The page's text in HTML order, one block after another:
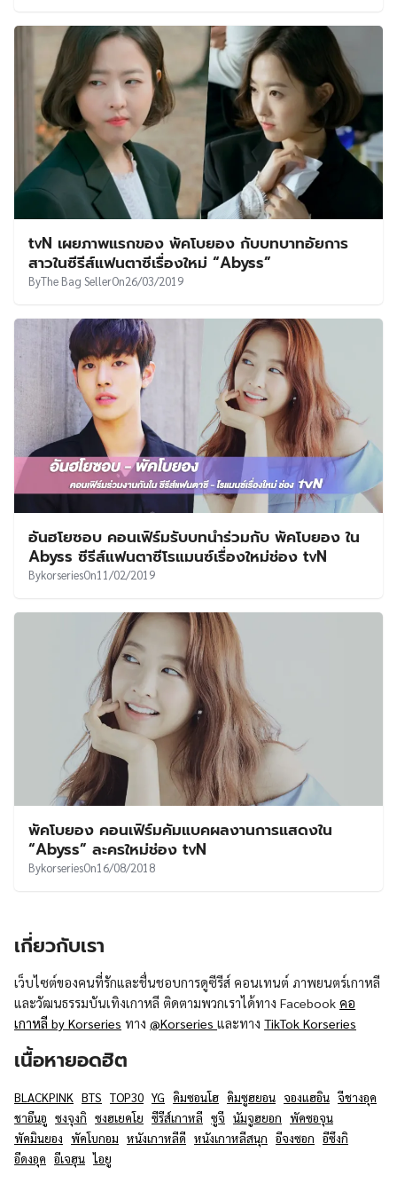
tvN เผยภาพแรกของ พัคโบยอง กับบทบาทอัยการ
สาวในซีรีส์แฟนตาซีเรื่องใหม่ “Abyss”
ByThe Bag SellerOn26/03/2019
อันฮโยซอบ คอนเฟิร์มรับบทนำร่วมกับ พัคโบยอง ใน
Abyss ซีรีส์แฟนตาซีโรแมนซ์เรื่องใหม่ช่อง tvN
BykorseriesOn11/02/2019
พัคโบยอง คอนเฟิร์มคัมแบคผลงานการแสดงใน
“Abyss” ละครใหม่ช่อง tvN
BykorseriesOn16/08/2018
เกี่ยวกับเรา
เว็บไซต์ของคนที่รักและชื่นชอบการดูซีรีส์ คอนเทนต์ ภาพยนตร์เกาหลี
และวัฒนธรรมบันเทิงเกาหลี ติดตามพวกเราได้ทาง Facebook คอ
เกาหลี by Korseries ทาง @Korseries และทาง TikTok Korseries
เนื้อหายอดฮิต
BLACKPINK BTS TOP30 YG คิมซอนโฮ คิมซูฮยอน จองแฮอิน จีชางอุค
ชาอึนอู ซงจุงกิ ซงฮเยคโย ซีรีส์เกาหลี ซูจี นัมจูฮยอก พัคซอจุน
พัคมินยอง พัคโบกอม หนังเกาหลีดี หนังเกาหลีสนุก อีจงซอก อีซึงกิ
อีดงอุค อีเจฮุน ไอยู